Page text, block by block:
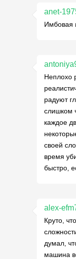
anet-
Имбовая
Неплохо
радуют
слишком
каждое
своей
время
быстро,
alex-
Круто,
думал,
машина